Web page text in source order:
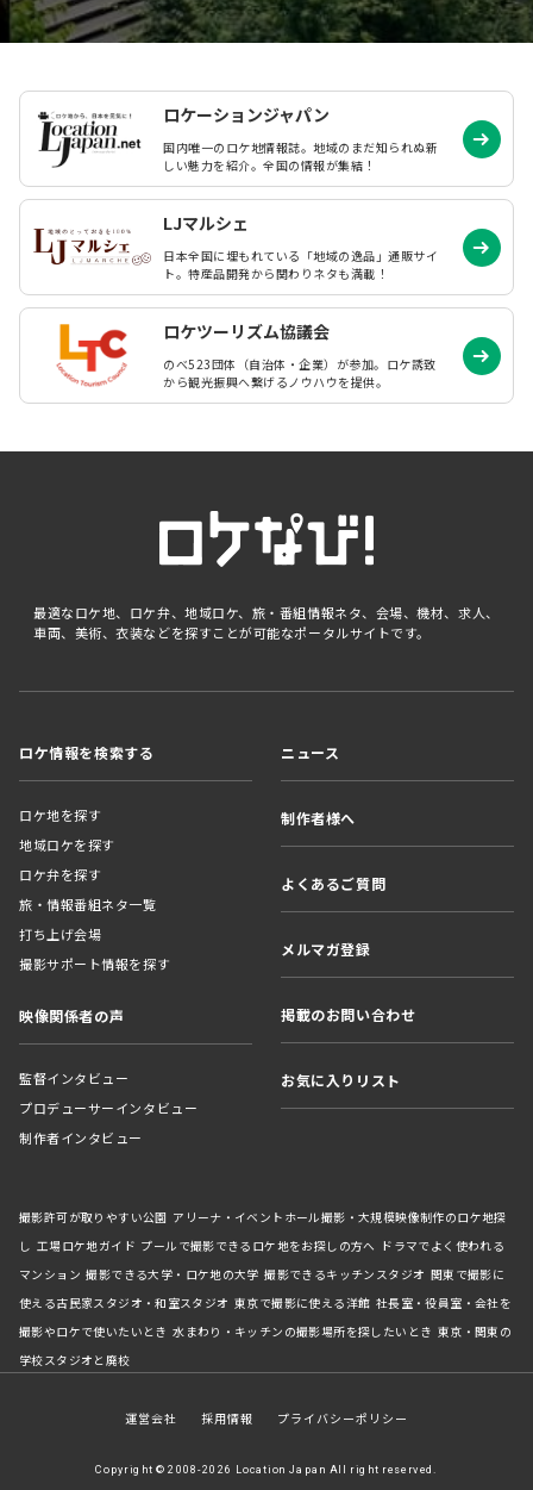
ロケーションジャパン
国内唯一のロケ地情報誌。地域のまだ知られぬ新
しい魅力を紹介。全国の情報が集結！
LJマルシェ
日本全国に埋もれている「地域の逸品」通販サイ
ト。特産品開発から関わりネタも満載！
ロケツーリズム協議会
のべ523団体（自治体・企業）が参加。ロケ誘致
から観光振興へ繋げるノウハウを提供。
最適なロケ地、ロケ弁、地域ロケ、旅・番組情報ネタ、会場、機材、求人、
車両、美術、衣装などを探すことが可能なポータルサイトです。
ロケ情報を検索する
ロケ地を探す
地域ロケを探す
ロケ弁を探す
旅・情報番組ネタ一覧
打ち上げ会場
撮影サポート情報を探す
映像関係者の声
監督インタビュー
プロデューサーインタビュー
制作者インタビュー
ニュース
制作者様へ
よくあるご質問
メルマガ登録
掲載のお問い合わせ
お気に入りリスト
撮影許可が取りやすい公園 アリーナ・イベントホール撮影・大規模映像制作のロケ地探
し 工場ロケ地ガイド プールで撮影できるロケ地をお探しの方へ ドラマでよく使われる
マンション 撮影できる大学・ロケ地の大学 撮影できるキッチンスタジオ 関東で撮影に
使える古民家スタジオ・和室スタジオ 東京で撮影に使える洋館 社長室・役員室・会社を
撮影やロケで使いたいとき 水まわり・キッチンの撮影場所を探したいとき 東京・関東の
学校スタジオと廃校
運営会社 採用情報 プライバシーポリシー
Copyright © 2008-2026 Location Japan All right reserved.